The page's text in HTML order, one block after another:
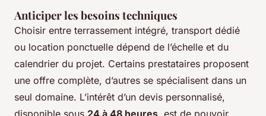
Anticiper les besoins techniques
Choisir entre terrassement intégré, transport dédié
ou location ponctuelle dépend de l’échelle et du
calendrier du projet. Certains prestataires proposent
une offre complète, d’autres se spécialisent dans un
seul domaine. L’intérêt d’un devis personnalisé,
disponible sous 24 à 48 heures, est de pouvoir